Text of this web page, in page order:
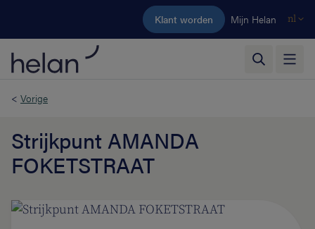
Ga naar de hoofdinhoud
Klant worden Mijn Helan nl
< Vorige
Strijkpunt AMANDA
FOKETSTRAAT